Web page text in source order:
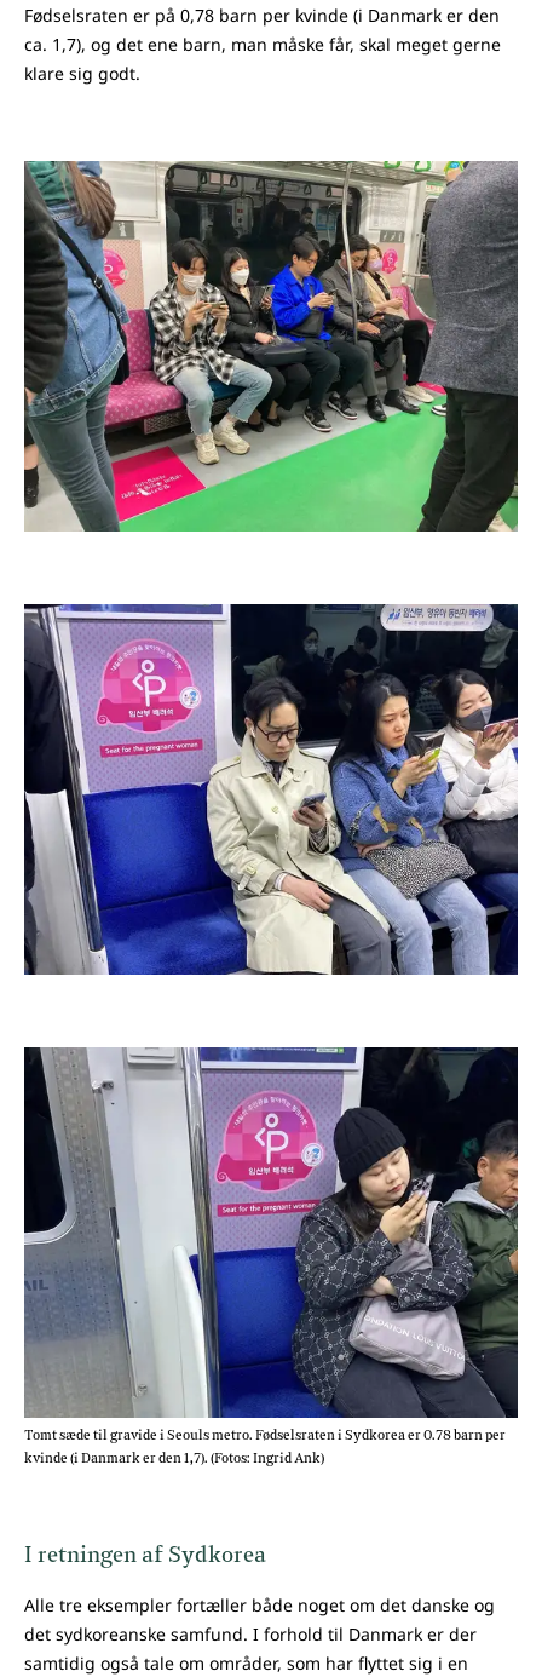
Fødselsraten er på 0,78 barn per kvinde (i Danmark er den
ca. 1,7), og det ene barn, man måske får, skal meget gerne
klare sig godt.
Tomt sæde til gravide i Seouls metro. Fødselsraten i Sydkorea er 0.78 barn per
kvinde (i Danmark er den 1,7). (Fotos: Ingrid Ank)
I retningen af Sydkorea
Alle tre eksempler fortæller både noget om det danske og
det sydkoreanske samfund. I forhold til Danmark er der
samtidig også tale om områder, som har flyttet sig i en